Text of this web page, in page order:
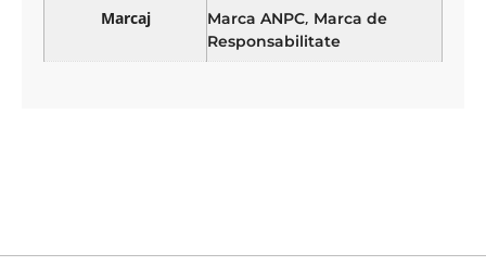
Marcaj Marca ANPC, Marca de
Responsabilitate